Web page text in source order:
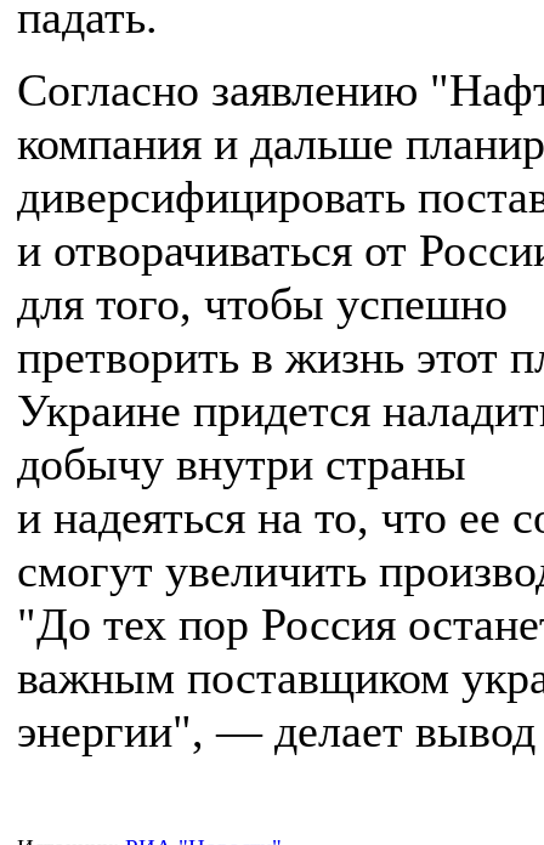
падать.
Согласно заявлению
компания и дальше
диверсифицировать
и отворачиваться от
для того, чтобы успешно
претворить в жизнь этот
Украине придется
добычу внутри страны
и надеяться на то, что ее
смогут увеличить
"До тех пор Россия
важным поставщиком
энергии", — делает вывод